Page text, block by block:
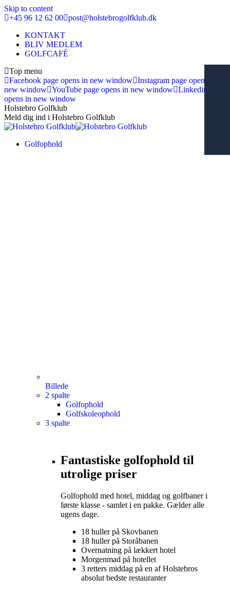
Skip to content
+45 96 12 62 00 post@holstebrogolfklub.dk
KONTAKT
BLIV MEDLEM
GOLFCAFÉ
Top menu
Facebook page opens in new window Instagram page opens in
new window YouTube page opens in new window Linkedin page
opens in new window
Holstebro Golfklub
Meld dig ind i Holstebro Golfklub
Golfophold
Billede
2 spalte
Golfophold
Golfskoleophold
3 spalte
Fantastiske golfophold til
utrolige priser
Golfophold med hotel, middag og golfbaner i
første klasse - samlet i en pakke. Gælder alle
ugens dage.
18 huller på Skovbanen
18 huller på Storåbanen
Overnatning på lækkert hotel
Morgenmad på hotellet
3 retters middag på en af Holstebros
absolut bedste restauranter